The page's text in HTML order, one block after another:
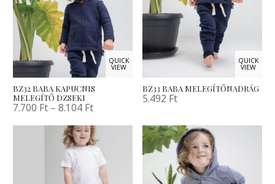
QUICK
VIEW
BZ32 BABA KAPUCNIS
MELEGÍTŐ DZSEKI
7.700 Ft –8.104 Ft
QUICK
VIEW
BZ33 BABA MELEGÍTŐNADRÁG
5.492 Ft